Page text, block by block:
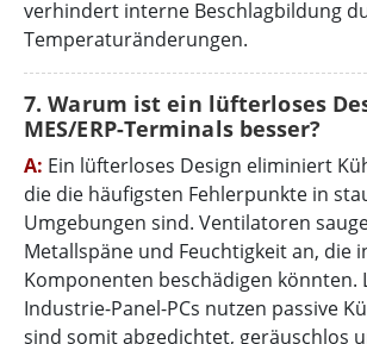
verhindert interne Beschlagbildung
Temperaturänderungen.
7. Warum ist ein lüfterloses
MES/ERP-Terminals besser?
A: Ein lüfterloses Design eliminiert
die die häufigsten Fehlerpunkte in
Umgebungen sind. Ventilatoren
Metallspäne und Feuchtigkeit an, die
Komponenten beschädigen könnten.
Industrie-Panel-PCs nutzen passive
sind somit abgedichtet, geräuschlos